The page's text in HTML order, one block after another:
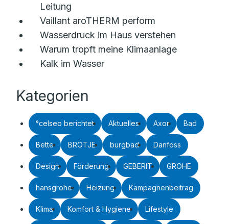
Leitung
Vaillant aroTHERM perform
Wasserdruck im Haus verstehen
Warum tropft meine Klimaanlage
Kalk im Wasser
Kategorien
°celseo berichtet Aktuelles Axor Bad
Bette BRÖTJE burgbad Danfoss
Design Förderung GEBERIT GROHE
hansgrohe Heizung Kampagnenbeitrag
Klima Komfort & Hygiene Lifestyle